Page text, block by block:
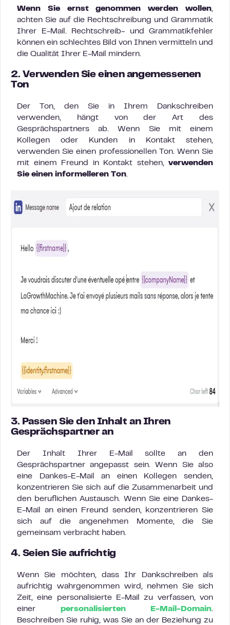
Wenn Sie ernst genommen werden wollen,
achten Sie auf die Rechtschreibung und Grammatik
Ihrer E-Mail. Rechtschreib- und Grammatikfehler
können ein schlechtes Bild von Ihnen vermitteln und
die Qualität Ihrer E-Mail mindern.
2. Verwenden Sie einen angemessenen
Ton
Der Ton, den Sie in Ihrem Dankschreiben
verwenden, hängt von der Art des
Gesprächspartners ab. Wenn Sie mit einem
Kollegen oder Kunden in Kontakt stehen,
verwenden Sie einen professionellen Ton. Wenn Sie
mit einem Freund in Kontakt stehen, verwenden
Sie einen informelleren Ton.
3. Passen Sie den Inhalt an Ihren
Gesprächspartner an
Der Inhalt Ihrer E-Mail sollte an den
Gesprächspartner angepasst sein. Wenn Sie also
eine Dankes-E-Mail an einen Kollegen senden,
konzentrieren Sie sich auf die Zusammenarbeit und
den beruflichen Austausch. Wenn Sie eine Dankes-
E-Mail an einen Freund senden, konzentrieren Sie
sich auf die angenehmen Momente, die Sie
gemeinsam verbracht haben.
4. Seien Sie aufrichtig
Wenn Sie möchten, dass Ihr Dankschreiben als
aufrichtig wahrgenommen wird, nehmen Sie sich
Zeit, eine personalisierte E-Mail zu verfassen, von
einer personalisierten E-Mail-Domain.
Beschreiben Sie ruhig, was Sie an der Beziehung zu